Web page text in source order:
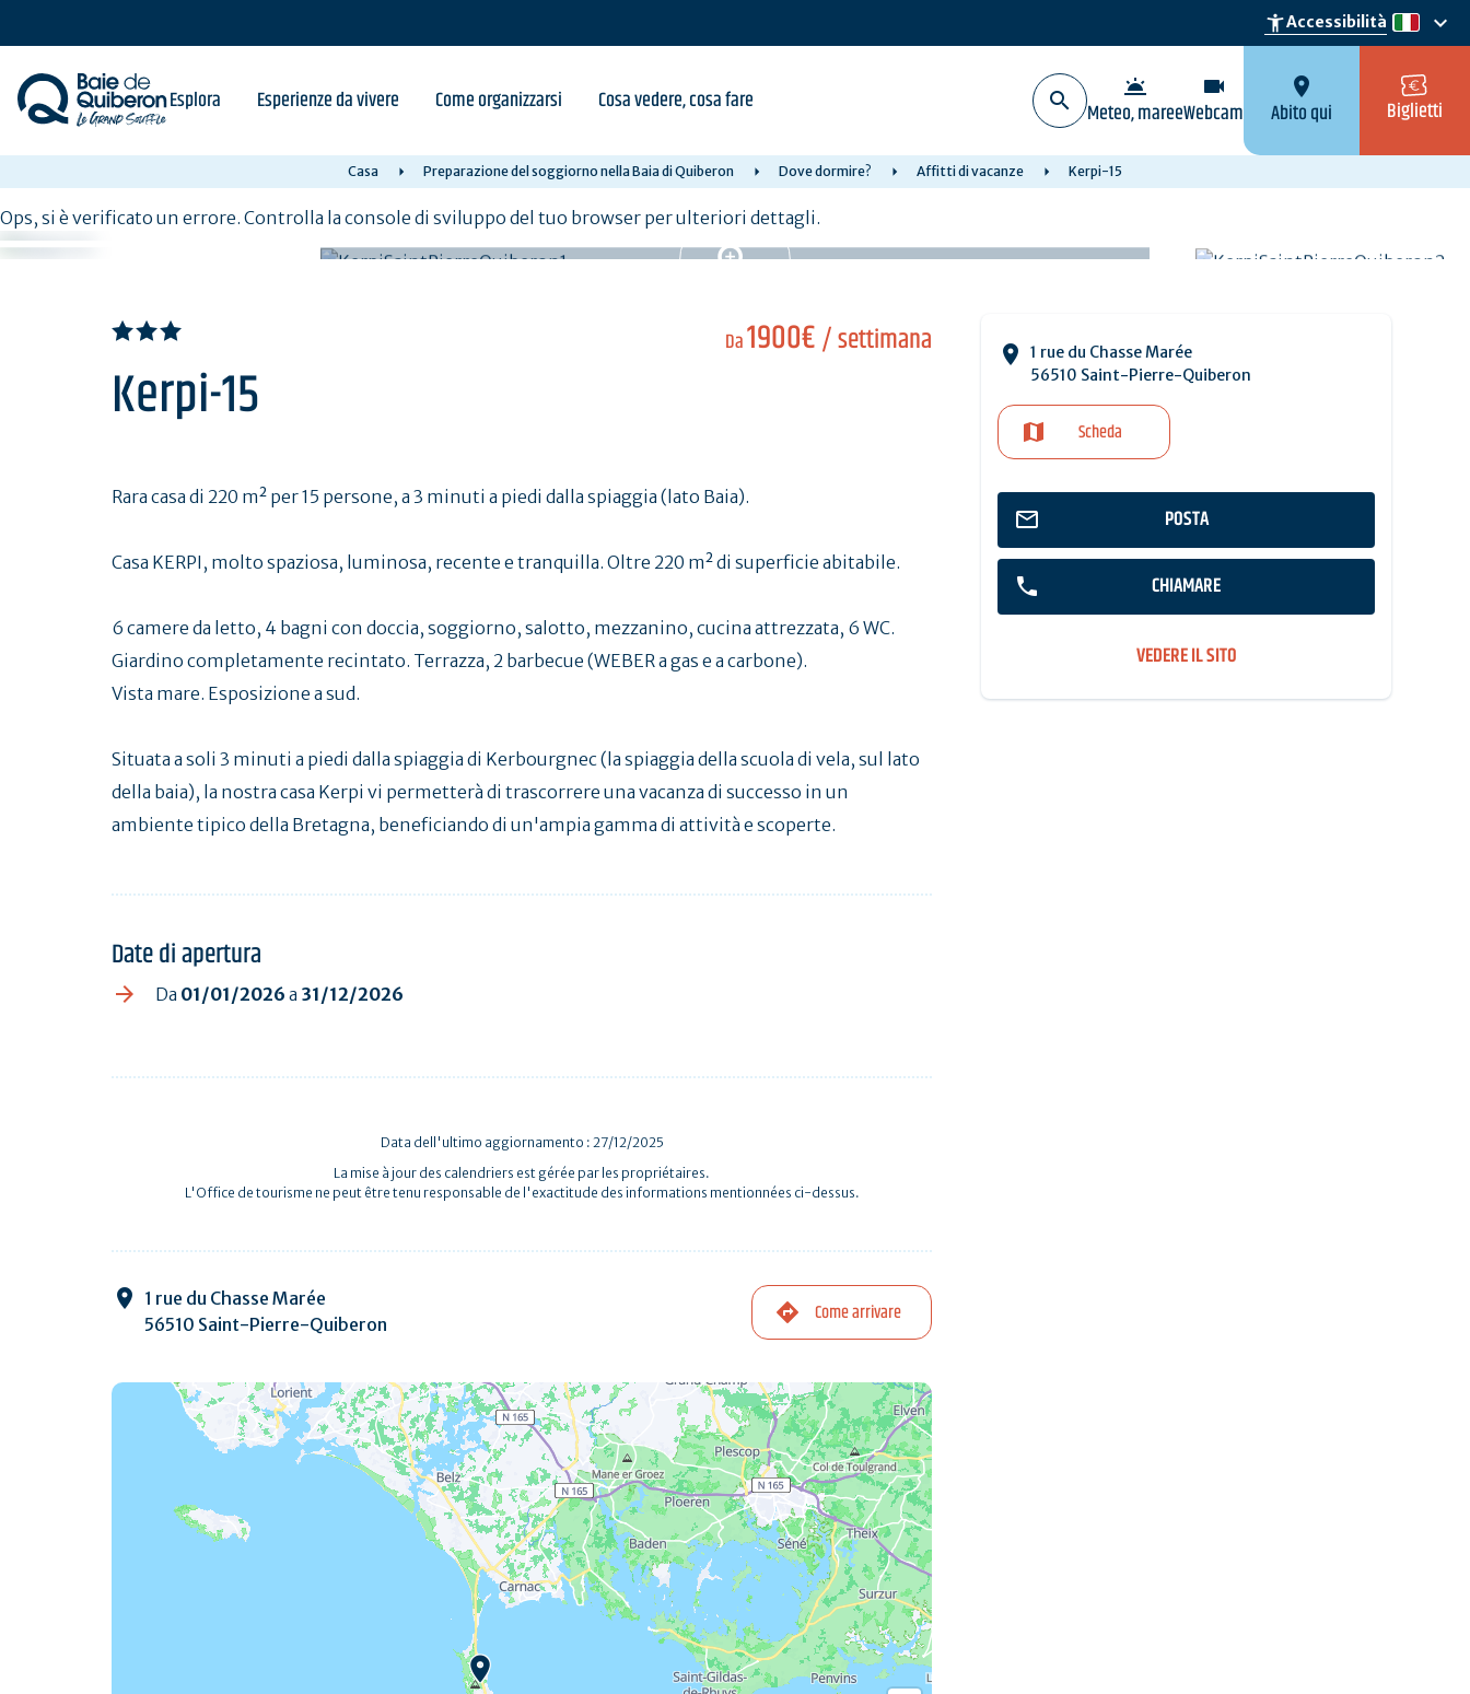
content
accessibility_newAccessibilità it
keyboard_arrow_down
Esplora Esperienze da vivere Come organizzarsi Cosa vedere, cosa fare wb_twilight
Meteo, maree
videocam
Webcam
location_on
Abito qui Biglietti
Casa Preparazione del soggiorno nella Baia di Quiberon Dove dormire? Affitti di vacanze Kerpi-15
Ops, si è verificato un errore. Controlla la console di sviluppo del tuo browser per ulteriori dettagli.
Da1900€/ settimana
Kerpi-15
1 rue du Chasse Marée
56510 Saint-Pierre-Quiberon
Scheda
POSTA
CHIAMARE
VEDERE IL SITO
Rara casa di 220 m² per 15 persone, a 3 minuti a piedi dalla spiaggia (lato Baia).
Casa KERPI, molto spaziosa, luminosa, recente e tranquilla. Oltre 220 m² di superficie abitabile.
6 camere da letto, 4 bagni con doccia, soggiorno, salotto, mezzanino, cucina attrezzata, 6 WC.
Giardino completamente recintato. Terrazza, 2 barbecue (WEBER a gas e a carbone).
Vista mare. Esposizione a sud.
Situata a soli 3 minuti a piedi dalla spiaggia di Kerbourgnec (la spiaggia della scuola di vela, sul lato
della baia), la nostra casa Kerpi vi permetterà di trascorrere una vacanza di successo in un
ambiente tipico della Bretagna, beneficiando di un'ampia gamma di attività e scoperte.
Date di apertura
Da 01/01/2026 a 31/12/2026
Data dell'ultimo aggiornamento : 27/12/2025
La mise à jour des calendriers est gérée par les propriétaires.
L'Office de tourisme ne peut être tenu responsable de l'exactitude des informations mentionnées ci-dessus.
1 rue du Chasse Marée
56510 Saint-Pierre-Quiberon
Come arrivare